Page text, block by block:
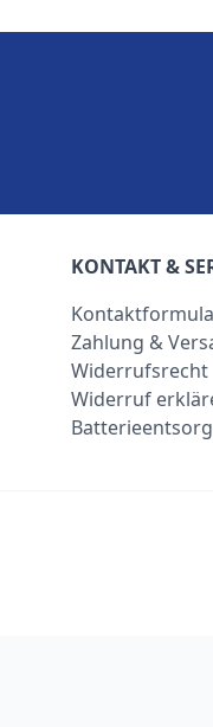
KONTAKT &
Zahlung &
Widerrufsrecht
Widerruf